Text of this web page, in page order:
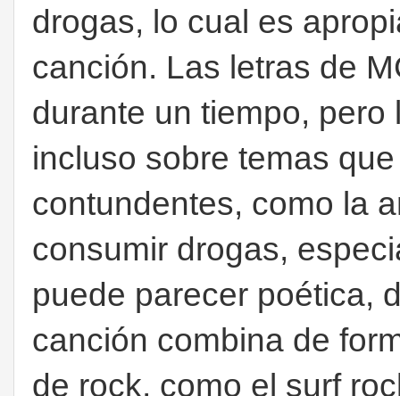
drogas, lo cual es
canción. Las letras de
durante un tiempo,
incluso sobre temas
contundentes, como la
consumir drogas,
puede parecer poética,
canción combina de
de rock, como el surf